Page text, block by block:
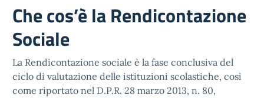
Che cos’è la Rendicontazione
Sociale
La Rendicontazione sociale è la fase conclusiva del
ciclo di valutazione delle istituzioni scolastiche, così
come riportato nel D.P.R. 28 marzo 2013, n. 80,